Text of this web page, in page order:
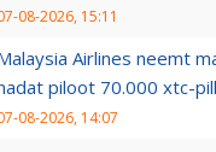
08-2026, 15:11
Airlines neemt
piloot 70.000 xtc-
08-2026, 14:07